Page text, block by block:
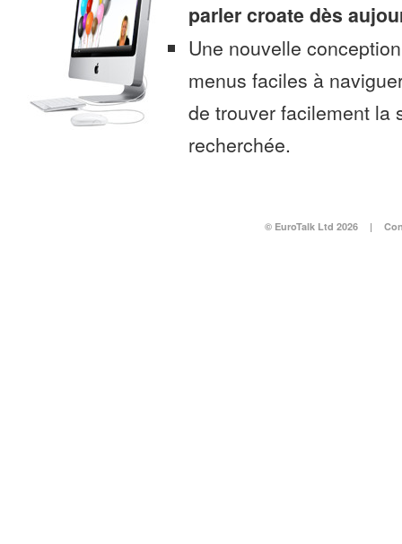
parler croate dès
Une nouvelle
menus faciles à
de trouver facilement la
recherchée.
© EuroTalk Ltd 2026 |